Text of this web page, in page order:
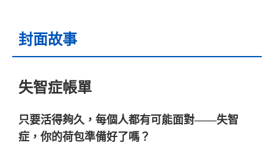
封面故事
失智症帳單
只要活得夠久，每個人都有可能面對——失智
症，你的荷包準備好了嗎？